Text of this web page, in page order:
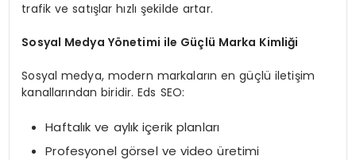
trafik ve satışlar hızlı şekilde artar.
Sosyal Medya Yönetimi ile Güçlü Marka Kimliği
Sosyal medya, modern markaların en güçlü iletişim
kanallarından biridir. Eds SEO:
Haftalık ve aylık içerik planları
Profesyonel görsel ve video üretimi